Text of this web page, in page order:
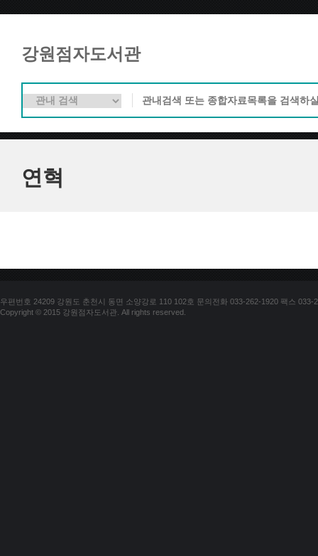
강원점자도서관
연혁
우편번호 24209 강원도 춘천시 동면 소양강로 110 102호 문의전화 033-262-1920 팩스 033-
Copyright © 2015 강원점자도서관. All rights reserved.